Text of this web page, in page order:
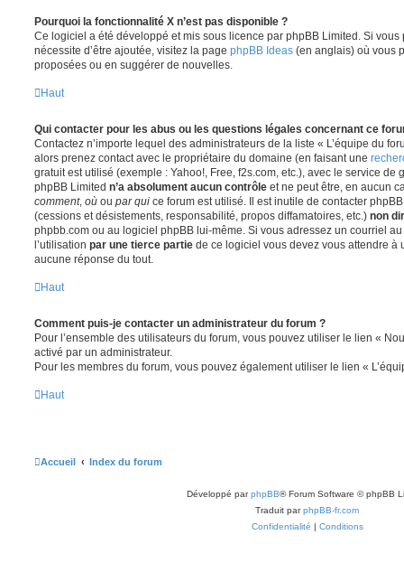
Pourquoi la fonctionnalité X n’est pas disponible ?
Ce logiciel a été développé et mis sous licence par phpBB Limited. Si vous
nécessite d’être ajoutée, visitez la page phpBB Ideas (en anglais) où vous
proposées ou en suggérer de nouvelles.
Haut
Qui contacter pour les abus ou les questions légales concernant ce
Contactez n’importe lequel des administrateurs de la liste « L’équipe du
alors prenez contact avec le propriétaire du domaine (en faisant une
gratuit est utilisé (exemple : Yahoo!, Free, f2s.com, etc.), avec le service de
phpBB Limited n’a absolument aucun contrôle et ne peut être, en aucun
comment, où ou par qui ce forum est utilisé. Il est inutile de contacter
(cessions et désistements, responsabilité, propos diffamatoires, etc.) non
phpbb.com ou au logiciel phpBB lui-même. Si vous adressez un courriel
l’utilisation par une tierce partie de ce logiciel vous devez vous attendre à
aucune réponse du tout.
Haut
Comment puis-je contacter un administrateur du forum ?
Pour l’ensemble des utilisateurs du forum, vous pouvez utiliser le lien «
activé par un administrateur.
Pour les membres du forum, vous pouvez également utiliser le lien «
Haut
Accueil Index du forum
Développé parphpBB® Forum Software © phpBB
Traduit parphpBB-fr.com
Confidentialité | Conditions